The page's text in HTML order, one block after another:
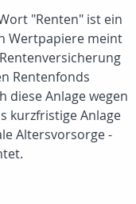
"Renten" ist ein
Wertpapiere meint
Rentenfonds
diese Anlage wegen
kurzfristige Anlage
Altersvorsorge -